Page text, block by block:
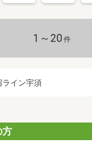
ービス」をお客様にお
らの「ありがとう」を
楽しんで」社会に貢献
より一層のご支援とご理
1～20 件
ライン宇須
方